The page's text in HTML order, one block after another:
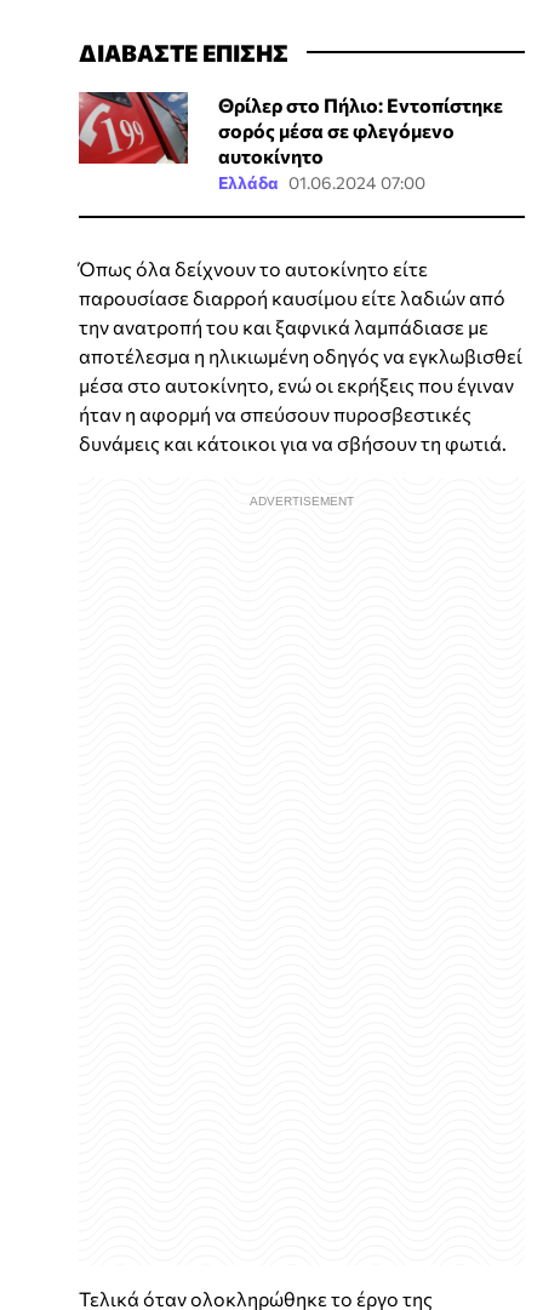
ΔΙΑΒΑΣΤΕ ΕΠΙΣΗΣ
Θρίλερ στο Πήλιο: Εντοπίστηκε
σορός μέσα σε φλεγόμενο
αυτοκίνητο
Ελλάδα 01.06.2024 07:00
Όπως όλα δείχνουν το αυτοκίνητο είτε
παρουσίασε διαρροή καυσίμου είτε λαδιών από
την ανατροπή του και ξαφνικά λαμπάδιασε με
αποτέλεσμα η ηλικιωμένη οδηγός να εγκλωβισθεί
μέσα στο αυτοκίνητο, ενώ οι εκρήξεις που έγιναν
ήταν η αφορμή να σπεύσουν πυροσβεστικές
δυνάμεις και κάτοικοι για να σβήσουν τη φωτιά.
Τελικά όταν ολοκληρώθηκε το έργο της